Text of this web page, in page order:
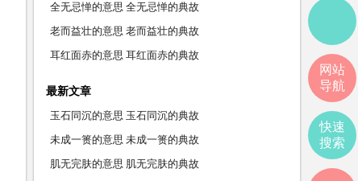
全无忌惮的意思 全无忌惮的典故
老而益壮的意思 老而益壮的典故
耳红面赤的意思 耳红面赤的典故
最新文章
玉石同沉的意思 玉石同沉的典故
未成一篑的意思 未成一篑的典故
肌无完肤的意思 肌无完肤的典故
网站
导航
快速
搜索